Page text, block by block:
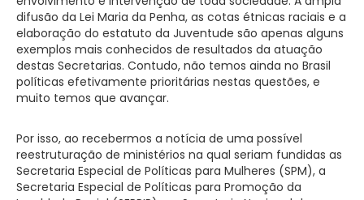
difusão da Lei Maria da Penha, as cotas étnicas raciais e a
elaboração do estatuto da Juventude são apenas alguns
exemplos mais conhecidos de resultados da atuação
destas Secretarias. Contudo, não temos ainda no Brasil
políticas efetivamente prioritárias nestas questões, e
muito temos que avançar.
Por isso, ao recebermos a notícia de uma possível
reestruturação de ministérios na qual seriam fundidas as
Secretaria Especial de Políticas para Mulheres (SPM), a
Secretaria Especial de Políticas para Promoção da